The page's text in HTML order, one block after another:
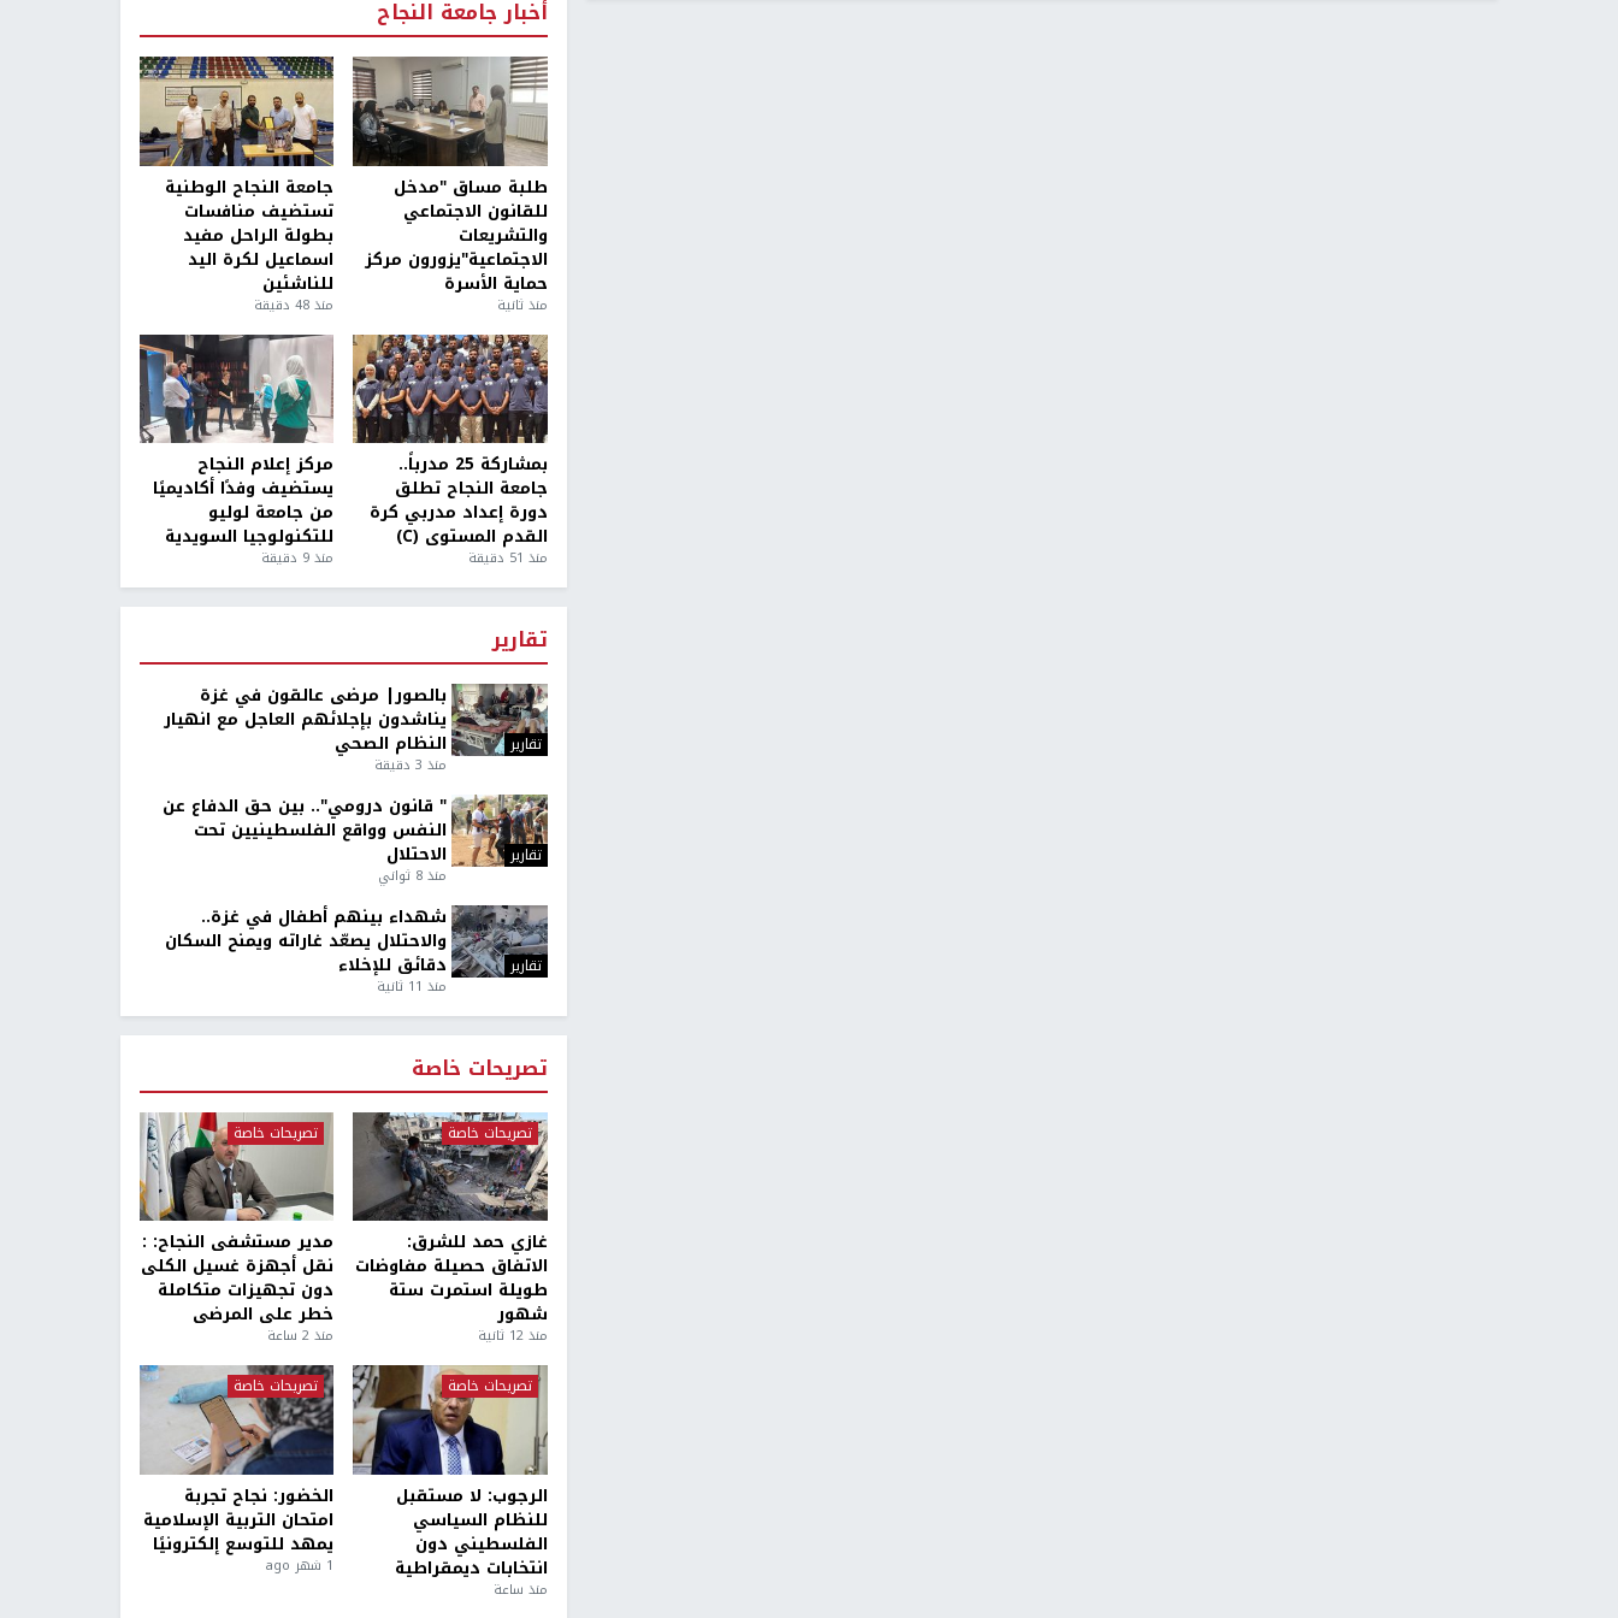
أخبار جامعة النجاح
طلبة مساق "مدخل
للقانون الاجتماعي
والتشريعات
الاجتماعية"يزورون مركز
حماية الأسرة
منذ ثانية
جامعة النجاح الوطنية
تستضيف منافسات
بطولة الراحل مفيد
اسماعيل لكرة اليد
للناشئين
منذ 48 دقيقة
بمشاركة 25 مدرباً..
جامعة النجاح تطلق
دورة إعداد مدربي كرة
القدم المستوى (C)
منذ 51 دقيقة
مركز إعلام النجاح
يستضيف وفدًا أكاديميًا
من جامعة لوليو
للتكنولوجيا السويدية
منذ 9 دقيقة
تقارير
تقارير
بالصور| مرضى عالقون في غزة
يناشدون بإجلائهم العاجل مع انهيار
النظام الصحي
منذ 3 دقيقة
تقارير
" قانون درومي".. بين حق الدفاع عن
النفس وواقع الفلسطينيين تحت
الاحتلال
منذ 8 ثواني
تقارير
شهداء بينهم أطفال في غزة..
والاحتلال يصعّد غاراته ويمنح السكان
دقائق للإخلاء
منذ 11 ثانية
تصريحات خاصة
تصريحات خاصة
غازي حمد للشرق:
الاتفاق حصيلة مفاوضات
طويلة استمرت ستة
شهور
منذ 12 ثانية
تصريحات خاصة
مدير مستشفى النجاح: :
نقل أجهزة غسيل الكلى
دون تجهيزات متكاملة
خطر على المرضى
منذ 2 ساعة
تصريحات خاصة
الرجوب: لا مستقبل
للنظام السياسي
الفلسطيني دون
انتخابات ديمقراطية
منذ ساعة
تصريحات خاصة
الخضور: نجاح تجربة
امتحان التربية الإسلامية
يمهد للتوسع إلكترونيًا
1 شهر ago